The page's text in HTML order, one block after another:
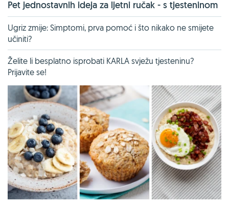
Pet jednostavnih ideja za ljetni ručak - s tjesteninom
Ugriz zmije: Simptomi, prva pomoć i što nikako ne smijete
učiniti?
Želite li besplatno isprobati KARLA svježu tjesteninu?
Prijavite se!